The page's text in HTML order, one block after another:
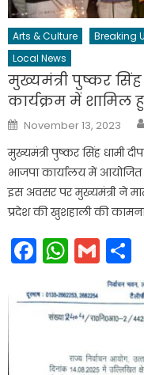
Arts & Culture Breaking
Local News
मुख्यमंत्री पुष्कर
कार्यक्रम में शामिल
Posted
on
November 13, 2023
मुख्यमंत्री पुष्कर सिंह धामी
भाजपा कार्यालय में आयोजित
इस अवसर पर मुख्यमंत्री ने
प्रदेश की खुशहाली की
Facebook